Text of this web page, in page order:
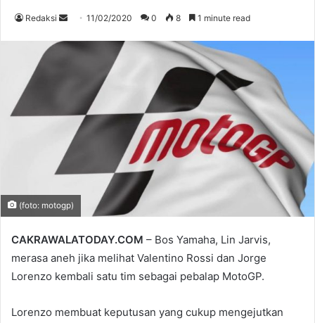
Redaksi
Send
email
11/02/2020 0 8 1 minute read
(foto: motogp)
CAKRAWALATODAY.COM – Bos Yamaha, Lin Jarvis,
merasa aneh jika melihat Valentino Rossi dan Jorge
Lorenzo kembali satu tim sebagai pebalap MotoGP.
Lorenzo membuat keputusan yang cukup mengejutkan